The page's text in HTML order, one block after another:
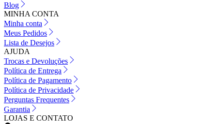
Blog
MINHA CONTA
Minha conta
Meus Pedidos
Lista de Desejos
AJUDA
Trocas e Devoluções
Política de Entrega
Política de Pagamento
Política de Privacidade
Perguntas Frequentes
Garantia
LOJAS E CONTATO